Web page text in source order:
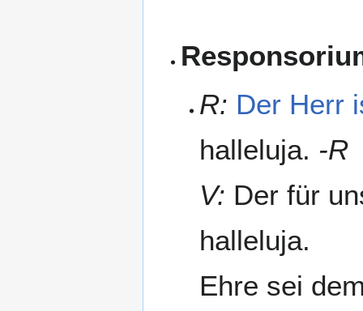
R: Der Herr
halleluja. -R
V: Der für
halleluja.
Ehre sei